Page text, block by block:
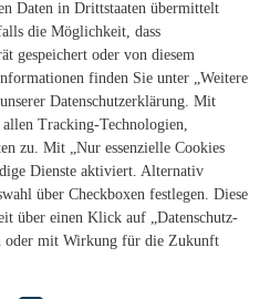
Parkettklebstoffe
Daten in Drittstaaten übermittelt
die Möglichkeit, dass
gespeichert oder von diesem
finden Sie unter „Weitere
Datenschutzerklärung. Mit
Tracking-Technologien,
zu. Mit „Nur essenzielle Cookies
Dienste aktiviert. Alternativ
über Checkboxen festlegen. Diese
über einen Klick auf „Datenschutz-
oder mit Wirkung für die Zukunft